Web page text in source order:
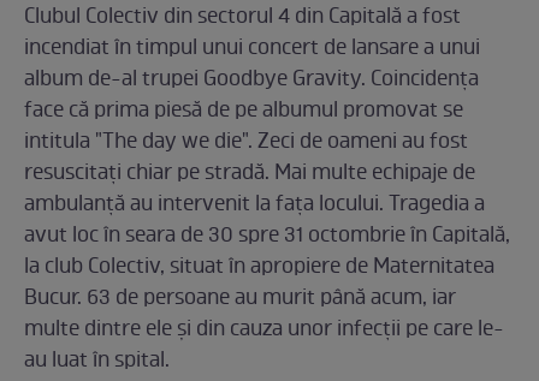
Clubul Colectiv din sectorul 4 din Capitală a fost
incendiat în timpul unui concert de lansare a unui
album de-al trupei Goodbye Gravity. Coincidenţa
face că prima piesă de pe albumul promovat se
intitula "The day we die". Zeci de oameni au fost
resuscitaţi chiar pe stradă. Mai multe echipaje de
ambulanţă au intervenit la faţa locului. Tragedia a
avut loc în seara de 30 spre 31 octombrie în Capitală,
la club Colectiv, situat în apropiere de Maternitatea
Bucur. 63 de persoane au murit până acum, iar
multe dintre ele și din cauza unor infecții pe care le-
au luat în spital.